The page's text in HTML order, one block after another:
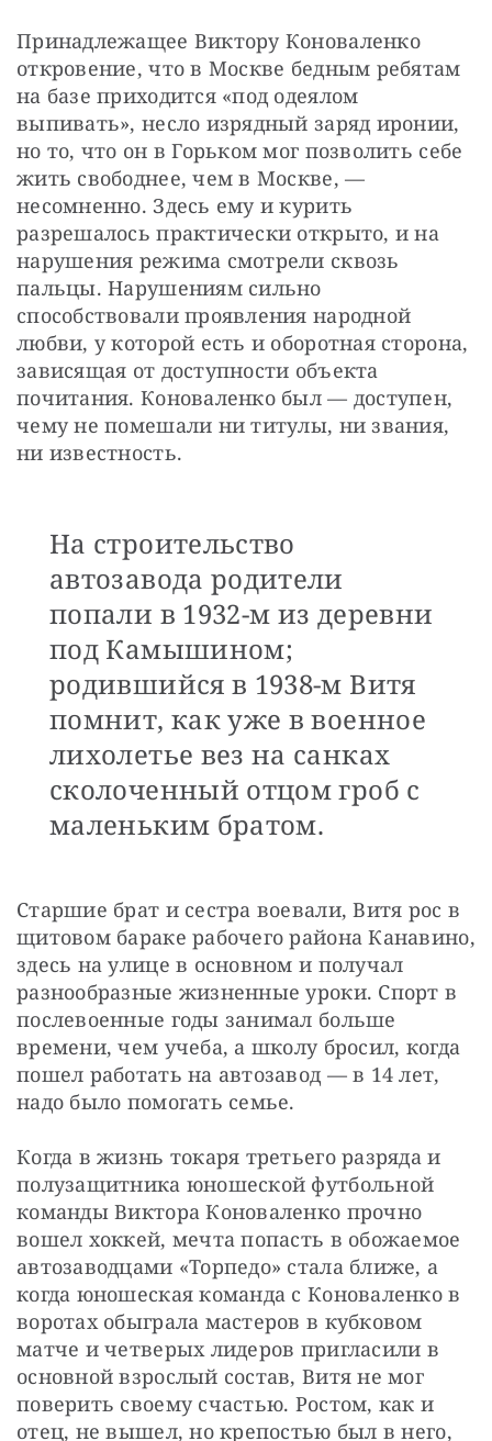
Принадлежащее Виктору Коноваленко
откровение, что в Москве бедным ребятам
на базе приходится «под одеялом
выпивать», несло изрядный заряд иронии,
но то, что он в Горьком мог позволить себе
жить свободнее, чем в Москве, —
несомненно. Здесь ему и курить
разрешалось практически открыто, и на
нарушения режима смотрели сквозь
пальцы. Нарушениям сильно
способствовали проявления народной
любви, у которой есть и оборотная сторона,
зависящая от доступности объекта
почитания. Коноваленко был — доступен,
чему не помешали ни титулы, ни звания,
ни известность.
На строительство
автозавода родители
попали в 1932-м из деревни
под Камышином;
родившийся в 1938-м Витя
помнит, как уже в военное
лихолетье вез на санках
сколоченный отцом гроб с
маленьким братом.
Старшие брат и сестра воевали, Витя рос в
щитовом бараке рабочего района Канавино,
здесь на улице в основном и получал
разнообразные жизненные уроки. Спорт в
послевоенные годы занимал больше
времени, чем учеба, а школу бросил, когда
пошел работать на автозавод — в 14 лет,
надо было помогать семье.
Когда в жизнь токаря третьего разряда и
полузащитника юношеской футбольной
команды Виктора Коноваленко прочно
вошел хоккей, мечта попасть в обожаемое
автозаводцами «Торпедо» стала ближе, а
когда юношеская команда с Коноваленко в
воротах обыграла мастеров в кубковом
матче и четверых лидеров пригласили в
основной взрослый состав, Витя не мог
поверить своему счастью. Ростом, как и
отец, не вышел, но крепостью был в него,